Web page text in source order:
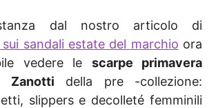
dal nostro articolo di
sandali estate del marchio ora
vedere le scarpe primavera
Zanotti della pre -collezione:
slippers e decolleté femminili